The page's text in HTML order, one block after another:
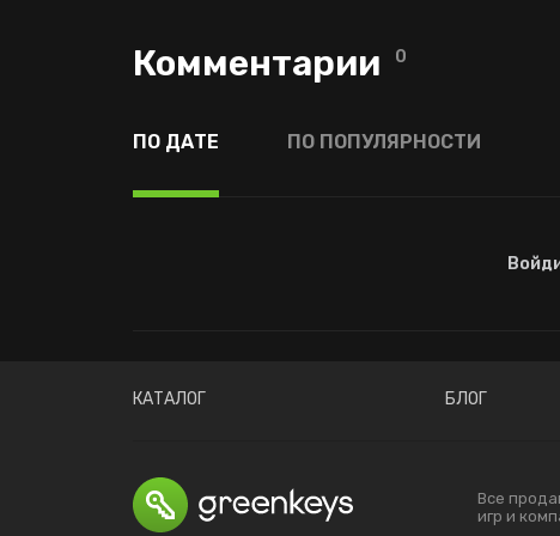
Комментарии 0
ПО ДАТЕ ПО ПОПУЛЯРНОСТИ
КАТАЛОГ БЛОГ
Все
игр и